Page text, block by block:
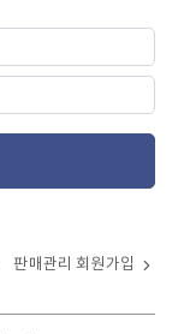
판매관리 회원가입